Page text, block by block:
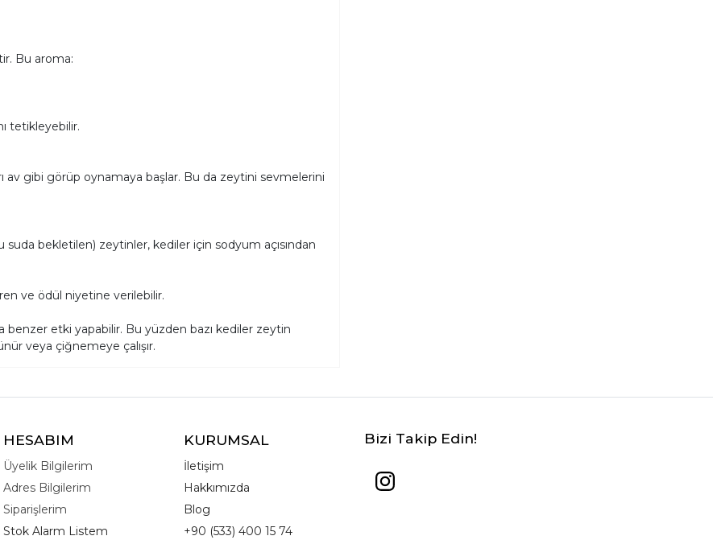
Bu aroma:
tetikleyebilir.
av gibi görüp oynamaya başlar. Bu da zeytini sevmelerini
bekletilen) zeytinler, kediler için sodyum açısından
ve ödül niyetine verilebilir.
benzer etki yapabilir. Bu yüzden bazı kediler zeytin
veya çiğnemeye çalışır.
HESABIM
Üyelik Bilgilerim
Adres Bilgilerim
Siparişlerim
Stok Alarm Listem
KURUMSAL
İletişim
Hakkımızda
Blog
+90 (533) 400 15 74
Bizi Takip Edin!